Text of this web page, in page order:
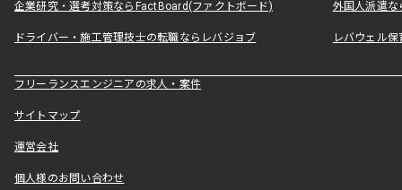
企業研究・選考対策ならFactBoard(ファクトボード) 外国人派遣な
ドライバー・施工管理技士の転職ならレバジョブ レバウェル
フリーランスエンジニアの求人・案件
サイトマップ
運営会社
個人様のお問い合わせ